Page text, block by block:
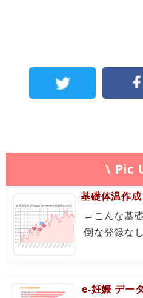
\ Pic
基礎体温作成
←こんな基
倒な登録な
e-妊娠 デー